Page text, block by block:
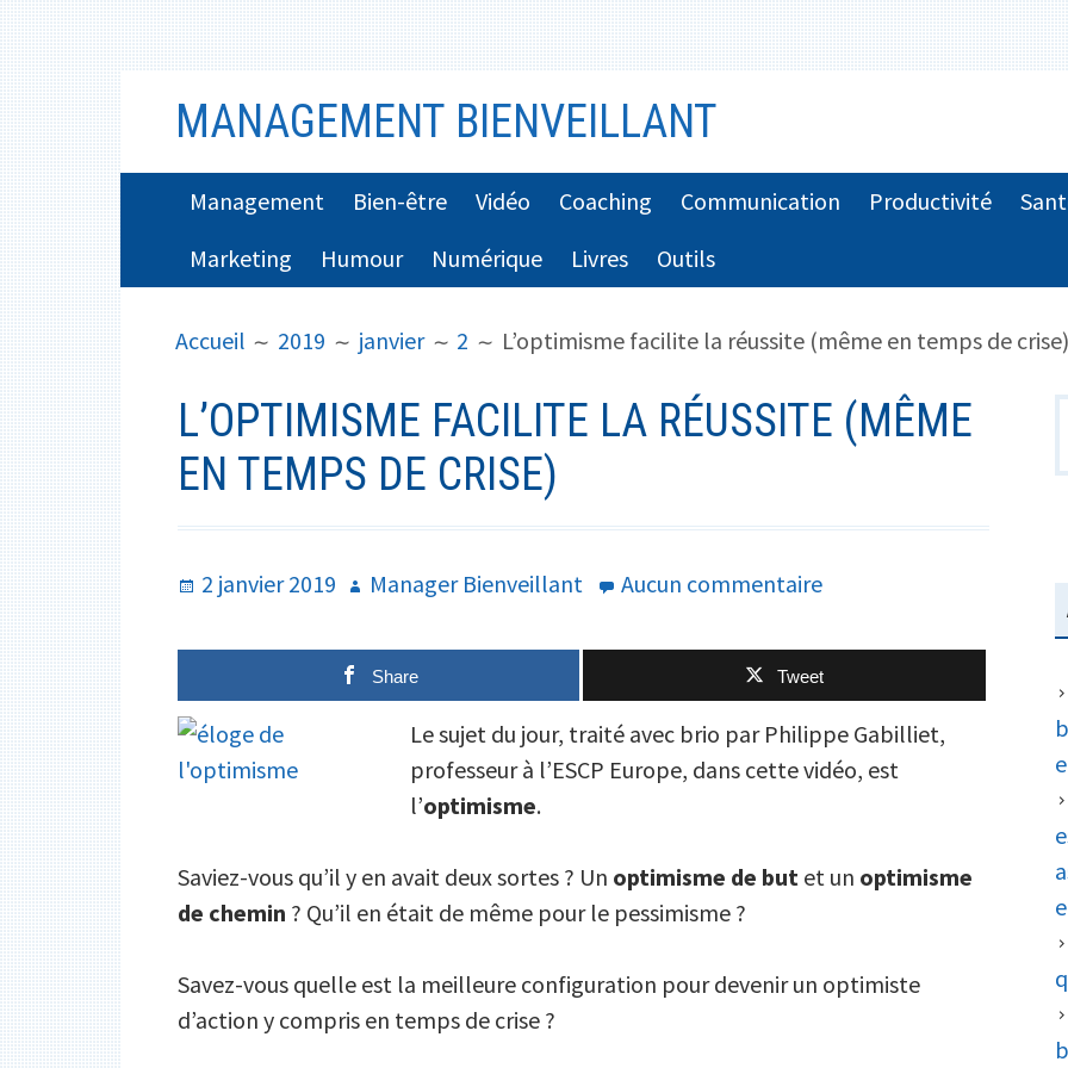
MANAGEMENT BIENVEILLANT
MENU
PRINCIPAL
Management Bien-être Vidéo Coaching Communication Productivité
Marketing
Humour Numérique Livres Outils
D'ARIANE
Accueil 2019 janvier 2 L’optimisme facilite la réussite (même en temps de crise)
L’OPTIMISME FACILITE LA RÉUSSITE (MÊME
EN TEMPS DE CRISE)
Publié
2 janvier 2019 Auteur
Manager Bienveillant Aucun commentairesur
facilite
la
réussite
(même
de
Share Tweet
Le sujet du jour, traité avec brio par Philippe Gabilliet,
professeur à l’ESCP Europe, dans cette vidéo, est
l’optimisme.
Saviez-vous qu’il y en avait deux sortes ? Un optimisme de but et un optimisme
de chemin ? Qu’il en était de même pour le pessimisme ?
Savez-vous quelle est la meilleure configuration pour devenir un optimiste
d’action y compris en temps de crise ?